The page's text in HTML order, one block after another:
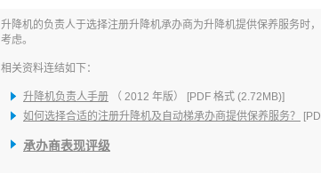
升降机的负责人于选择注册升降机承办商为升降机提供保养服务时
考虑。
相关资料连结如下：
升降机负责人手册 （ 2012 年版） [PDF 格式 (2.72MB)]
如何选择合适的注册升降机及自动梯承办商提供保养服务？
承办商表现评级